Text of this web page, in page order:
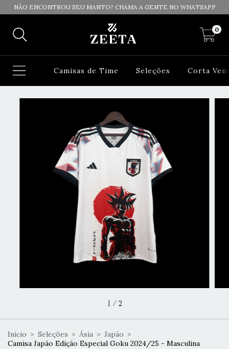
NÃO ENCONTROU SEU MANTO? CHAMA A GENTE NO WHATSAPP
0
Camisas de Time Seleções Corta
1 / 2
Início > Seleções > Ásia > Japão >
Camisa Japão Edição Especial Goku 2024/25 - Masculina